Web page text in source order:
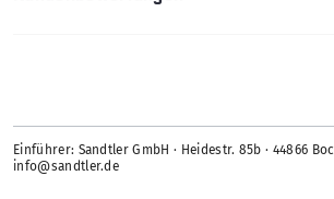
Einführer: Sandtler GmbH · Heidestr. 85b · 44866
info@sandtler.de